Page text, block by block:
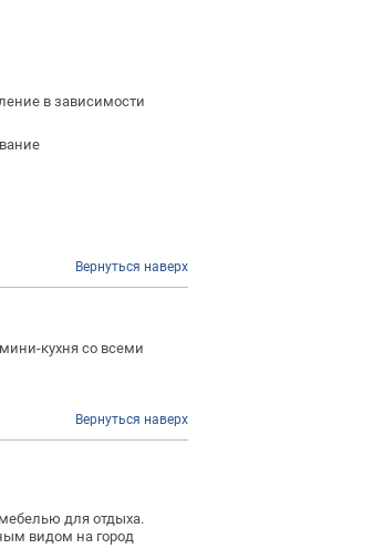
в зависимости
Вернуться наверх
кухня со всеми
Вернуться наверх
для отдыха.
видом на город